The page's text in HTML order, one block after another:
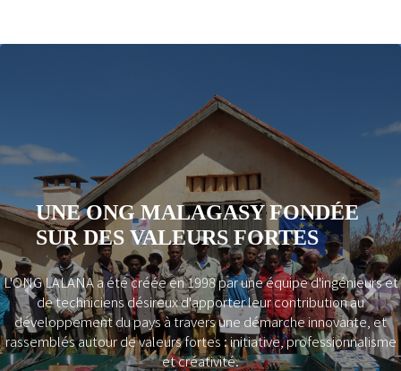
UNE ONG MALAGASY FONDÉE
SUR DES VALEURS FORTES
L'ONG LALANA a été créée en 1998 par une équipe d'ingénieurs et
de techniciens désireux d'apporter leur contribution au
développement du pays à travers une démarche innovante, et
rassemblés autour de valeurs fortes : initiative, professionnalisme
et créativité.
Previous Next